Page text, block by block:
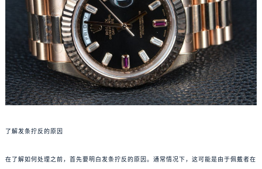
了解发条拧反的原因
在了解如何处理之前，首先要明白发条拧反的原因。通常情况下，这可能是由于佩戴者在